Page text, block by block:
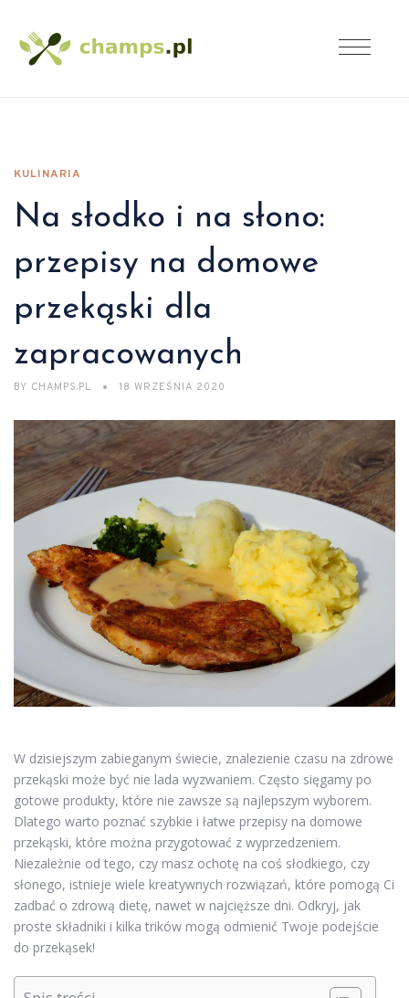
KULINARIA
Na słodko i na słono:
przepisy na domowe
przekąski dla
zapracowanych
BY CHAMPS.PL 18 WRZEŚNIA 2020
W dzisiejszym zabieganym świecie, znalezienie czasu na zdrowe
przekąski może być nie lada wyzwaniem. Często sięgamy po
gotowe produkty, które nie zawsze są najlepszym wyborem.
Dlatego warto poznać szybkie i łatwe przepisy na domowe
przekąski, które można przygotować z wyprzedzeniem.
Niezależnie od tego, czy masz ochotę na coś słodkiego, czy
słonego, istnieje wiele kreatywnych rozwiązań, które pomogą Ci
zadbać o zdrową dietę, nawet w najcięższe dni. Odkryj, jak
proste składniki i kilka trików mogą odmienić Twoje podejście
do przekąsek!